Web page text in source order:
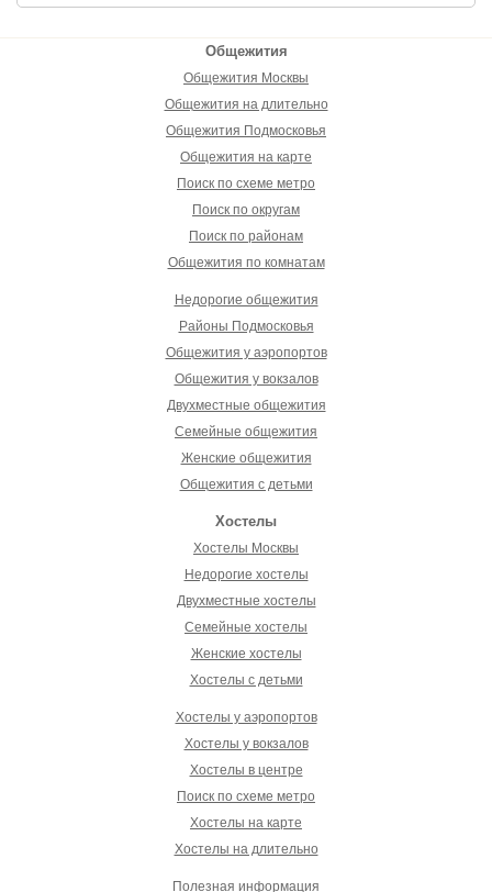
Общежития
Общежития Москвы
Общежития на длительно
Общежития Подмосковья
Общежития на карте
Поиск по схеме метро
Поиск по округам
Поиск по районам
Общежития по комнатам
Недорогие общежития
Районы Подмосковья
Общежития у аэропортов
Общежития у вокзалов
Двухместные общежития
Семейные общежития
Женские общежития
Общежития с детьми
Хостелы
Хостелы Москвы
Недорогие хостелы
Двухместные хостелы
Семейные хостелы
Женские хостелы
Хостелы с детьми
Хостелы у аэропортов
Хостелы у вокзалов
Хостелы в центре
Поиск по схеме метро
Хостелы на карте
Хостелы на длительно
Полезная информация